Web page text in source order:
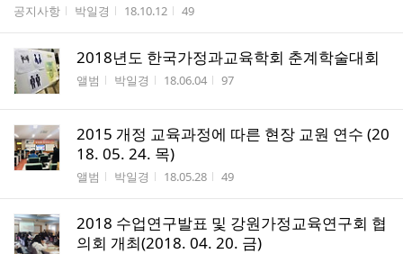
게시판명
공지사항 작성자
박일경 작성시간
18.10.12 조회수
49
2018년도 한국가정과교육학회 춘계학술대회
게시판명
앨범 작성자
박일경 작성시간
18.06.04 조회수
97
2015 개정 교육과정에 따른 현장 교원 연수 (20
18. 05. 24. 목)
게시판명
앨범 작성자
박일경 작성시간
18.05.28 조회수
49
2018 수업연구발표 및 강원가정교육연구회 협
의회 개최(2018. 04. 20. 금)